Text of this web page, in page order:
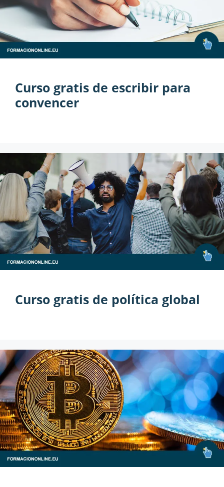
Curso gratis de escribir para
convencer
Curso gratis de política global